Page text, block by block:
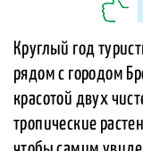
Круглый год
рядом с городом
красотой двух
тропические